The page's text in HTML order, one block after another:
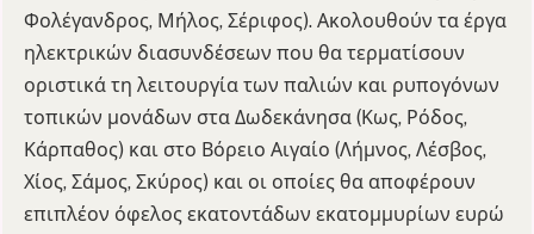
Φολέγανδρος, Μήλος, Σέριφος). Ακολουθούν τα έργα
ηλεκτρικών διασυνδέσεων που θα τερματίσουν
οριστικά τη λειτουργία των παλιών και ρυπογόνων
τοπικών μονάδων στα Δωδεκάνησα (Κως, Ρόδος,
Κάρπαθος) και στο Βόρειο Αιγαίο (Λήμνος, Λέσβος,
Χίος, Σάμος, Σκύρος) και οι οποίες θα αποφέρουν
επιπλέον όφελος εκατοντάδων εκατομμυρίων ευρώ